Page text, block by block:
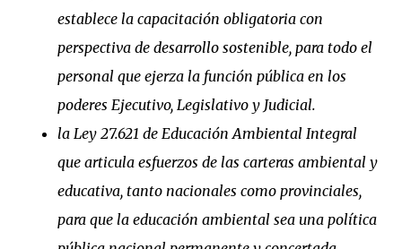
establece la capacitación obligatoria con
perspectiva de desarrollo sostenible, para todo el
personal que ejerza la función pública en los
poderes Ejecutivo, Legislativo y Judicial.
la Ley 27.621 de Educación Ambiental Integral
que articula esfuerzos de las carteras ambiental y
educativa, tanto nacionales como provinciales,
para que la educación ambiental sea una política